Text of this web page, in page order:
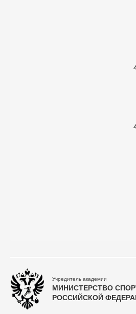
Учредитель академии
МИНИСТЕРСТВО
РОССИЙСКОЙ